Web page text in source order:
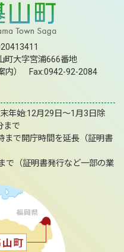
町大字宮浦666番地
内） Fax:0942-92-2084
年始:12月29日～1月3日除
まで
まで開庁時間を延長（証明書
で（証明書発行など一部の業